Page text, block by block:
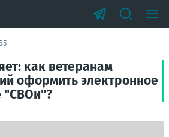
как ветеранам
оформить электронное
"СВОи"?